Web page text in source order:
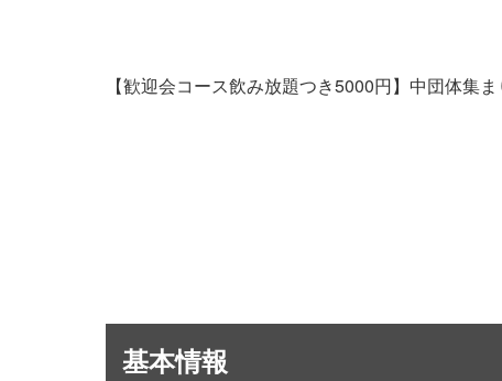
【歓迎会コース飲み放題つき5000円】中団体集
基本情報